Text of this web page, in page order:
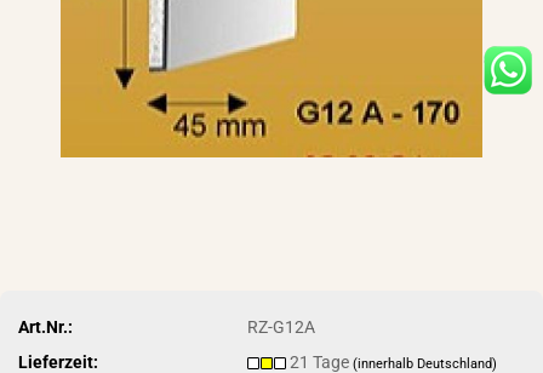
Art.Nr.:
RZ-G12A
Lieferzeit:
21 Tage(innerhalb Deutschland)